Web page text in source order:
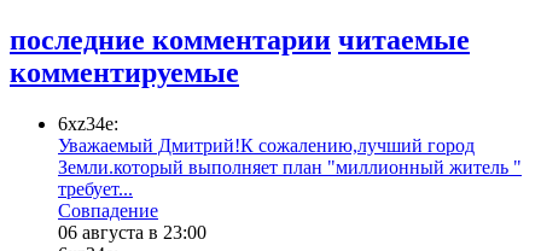
последние комментарии читаемые
комментируемые
6xz34e:
Уважаемый Дмитрий!К сожалению,лучший город
Земли.который выполняет план "миллионный житель "
требует...
​Совпадение
06 августа в 23:00